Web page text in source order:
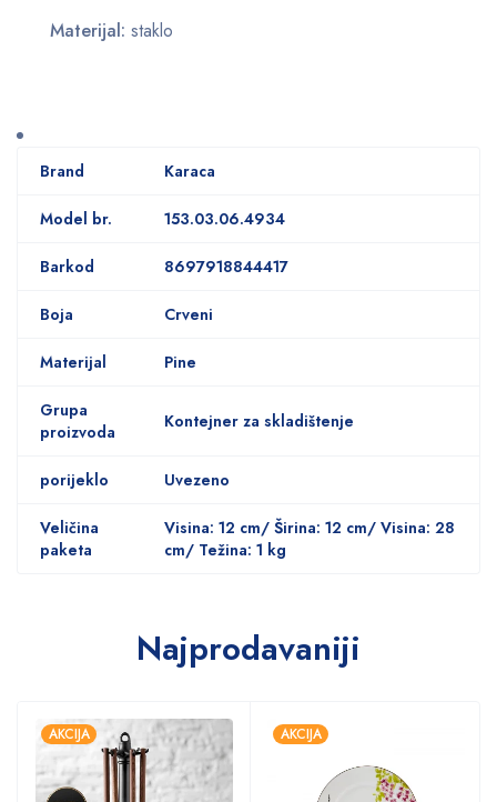
Materijal: staklo
Brand Karaca
Model br. 153.03.06.4934
Barkod 8697918844417
Boja Crveni
Materijal Pine
Grupa
proizvoda
Kontejner za skladištenje
porijeklo Uvezeno
Veličina
paketa
Visina: 12 cm/ Širina: 12 cm/ Visina: 28
cm/ Težina: 1 kg
Najprodavaniji
AKCIJA AKCIJA